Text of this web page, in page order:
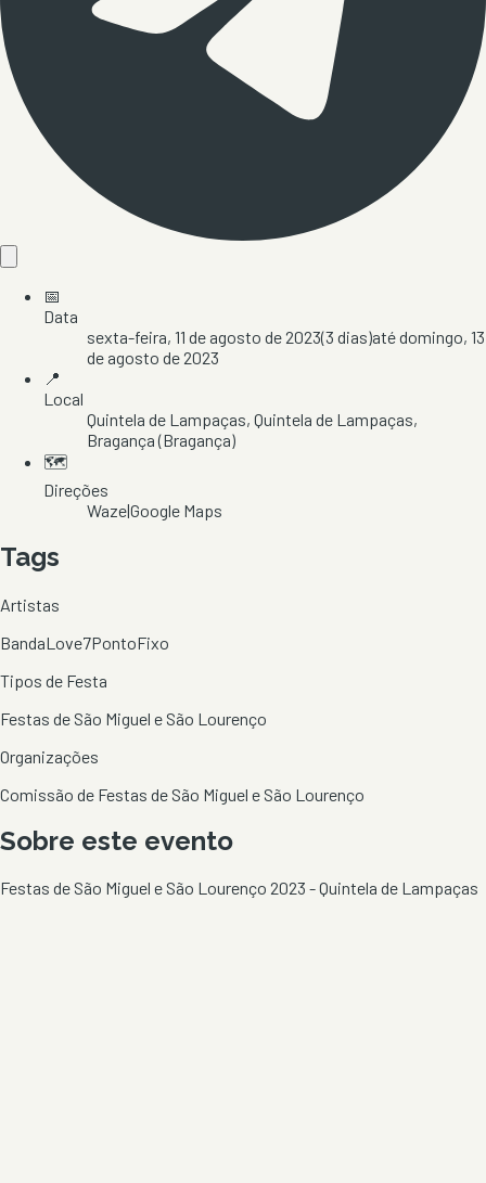
📅
Data
sexta-feira, 11 de agosto de 2023(3 dias)atédomingo, 13
de agosto de 2023
📍
Local
Quintela de Lampaças, Quintela de Lampaças,
Bragança(Bragança)
🗺️
Direções
Waze|Google Maps
Tags
Artistas
BandaLove7PontoFixo
Tipos de Festa
Festas de São Miguel e São Lourenço
Organizações
Comissão de Festas de São Miguel e São Lourenço
Sobre este evento
Festas de São Miguel e São Lourenço 2023 - Quintela de Lampaças